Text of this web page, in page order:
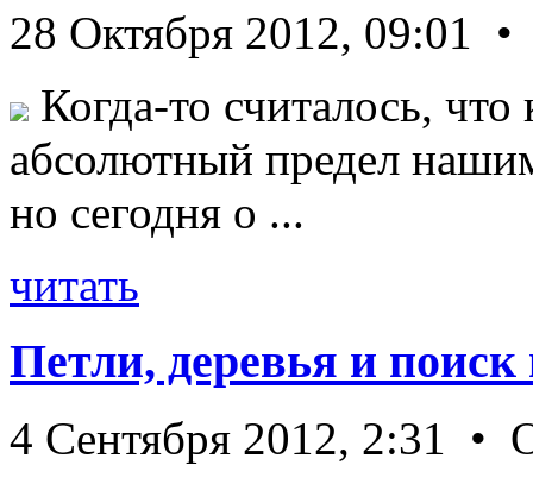
28 Октября 2012, 09:01
Когда-то считалось, что
абсолютный предел
но сегодня о ...
читать
Петли, деревья и
4 Сентября 2012, 2:31 •